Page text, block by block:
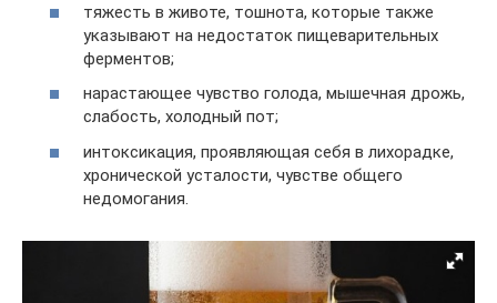
тяжесть в животе, тошнота, которые также
указывают на недостаток пищеварительных
ферментов;
нарастающее чувство голода, мышечная дрожь,
слабость, холодный пот;
интоксикация, проявляющая себя в лихорадке,
хронической усталости, чувстве общего
недомогания.